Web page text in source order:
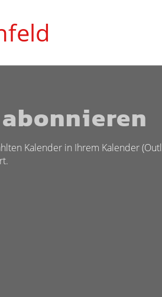
Kalender in Ihrem Kalender